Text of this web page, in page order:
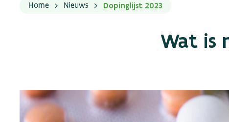
Home Nieuws Dopinglijst 2023
Wat is